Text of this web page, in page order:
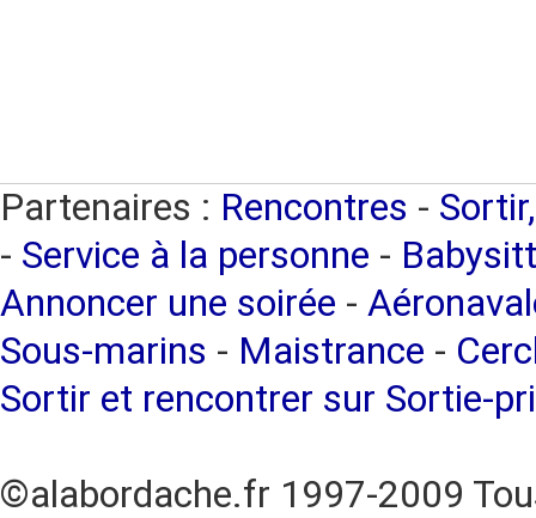
Partenaires : Rencontres -
- Service à la personne -
Annoncer une soirée -
Sous-marins - Maistrance -
Sortir et rencontrer sur Sortie-
©alabordache.fr 1997-2009